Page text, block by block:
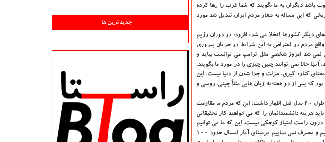
باشد دیگران به ما بگویند كه شما غرب را رها كرده
كه این مساله به شعار مردم ایران تبدیل شد مورد
دیگر كشورها اتخاذ می شد» افزود: در دوران رژیم
مردم در اعتراض به این شرایط در جریان پیروزی
نمی شد امروز شخصی مثل ترامپ می توانست بیاید و
حالا نمی توانند چنین چیزی را در مورد ما بگویند.
كناره گیری، عزلت و جدا شدن از دنیا نیست. این
كه پس از دو هفته به زبان هایی مثلاً چینی، روسی و
این دیپلمات عالی رتبه كشورمان در بخش دیگری از صحبت های خود با اشاره به مقاومت مردم ایران در مقابل فشارها در طول ۴۰ سال قبل اظهار داشت: این كه مردم ما مقاومت
هزینه دانشمندانمان را كه می خواهند كار تحقیقاتی
درون زاست امتیاز كوچكی نیست. این كه ما می توانیم
خود تولید نماییم. تولید كننده باشیم و مصرف كننده صرف نباشیم امتیاز بزرگی است. ما امروز امنیت مان را تولید می نماییم و مصرف نمی نماییم. برمبنای آمار امسال حدود ۱۰۰
جدیدترین ها